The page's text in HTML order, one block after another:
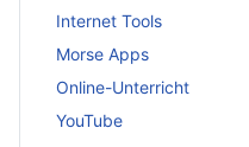
Internet Tools
Morse Apps
Online-Unterricht
YouTube